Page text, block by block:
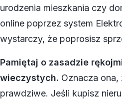
urodzenia mieszkania czy
online poprzez system
wystarczy, że poprosisz
Pamiętaj o zasadzie
wieczystych. Oznacza
prawdziwe. Jeśli kupisz